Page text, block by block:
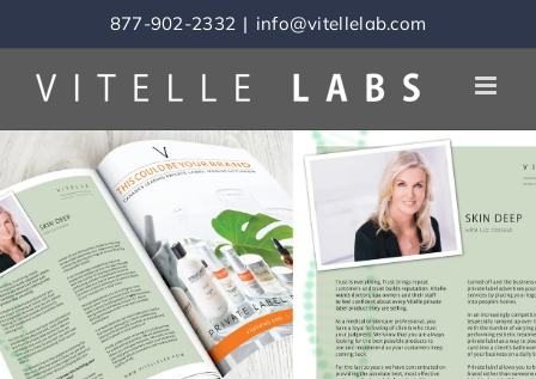
to
content
877-902-2332 | info@vitellelab.com